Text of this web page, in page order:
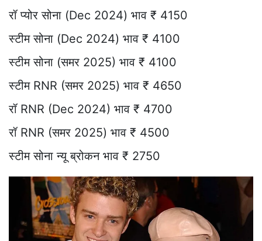
रॉ प्योर सोना (Dec 2024) भाव ₹ 4150
स्टीम सोना (Dec 2024) भाव ₹ 4100
स्टीम सोना (समर 2025) भाव ₹ 4100
स्टीम RNR (समर 2025) भाव ₹ 4650
रॉ RNR (Dec 2024) भाव ₹ 4700
रॉ RNR (समर 2025) भाव ₹ 4500
स्टीम सोना न्यू ब्रोकन भाव ₹ 2750